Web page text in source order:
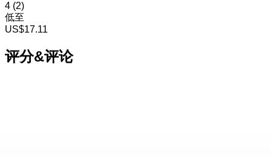
4 (2)
低至
US$17.11
评分&评论